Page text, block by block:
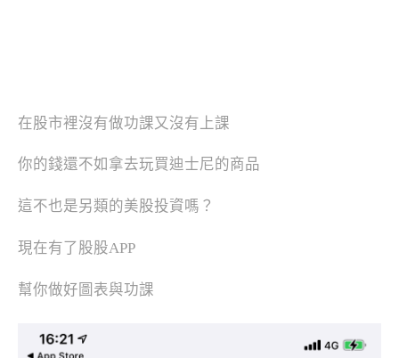
在股市裡沒有做功課又沒有上課
你的錢還不如拿去玩買迪士尼的商品
這不也是另類的美股投資嗎？
現在有了股股APP
幫你做好圖表與功課